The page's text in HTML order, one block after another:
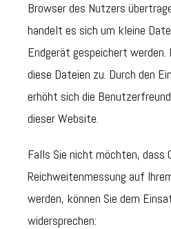
Browser des Nutzers
handelt es sich um kleine
Endgerät gespeichert
diese Dateien zu. Durch den
erhöht sich die
dieser Website.
Falls Sie nicht möchten, dass
Reichweitenmessung auf
werden, können Sie dem
widersprechen: